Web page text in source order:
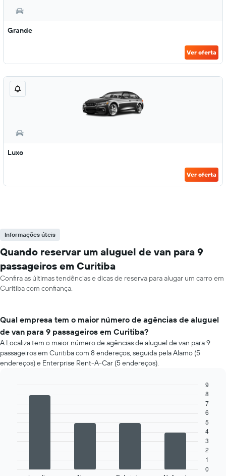
Grande
Ver oferta
Luxo
Ver oferta
Informações úteis
Quando reservar um aluguel de van para 9
passageiros em Curitiba
Confira as últimas tendências e dicas de reserva para alugar um carro em
Curitiba com confiança.
Qual empresa tem o maior número de agências de aluguel
de van para 9 passageiros em Curitiba?
A Localiza tem o maior número de agências de aluguel de van para 9
passageiros em Curitiba com 8 endereços, seguida pela Alamo (5
endereços) e Enterprise Rent-A-Car (5 endereços).
0
1
2
3
4
5
6
7
8
9